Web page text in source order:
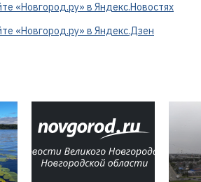
«Новгород.ру» в Яндекс.Новостях
«Новгород.ру» в Яндекс.Дзен